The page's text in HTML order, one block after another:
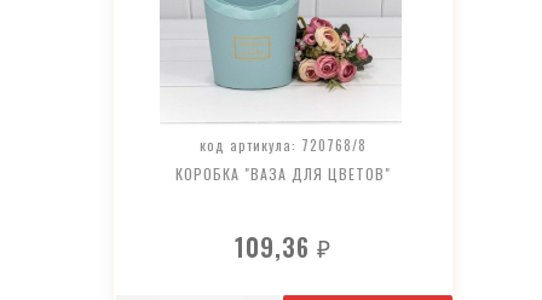
код артикула: 720768/8
КОРОБКА "ВАЗА ДЛЯ ЦВЕТОВ"
109,36₽